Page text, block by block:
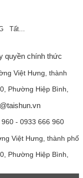
Tất...
quyền chính thức
Việt Hưng, thành
Phường Hiệp Bình,
- 0933 666 960
Việt Hưng, thành phố
Phường Hiệp Bình,